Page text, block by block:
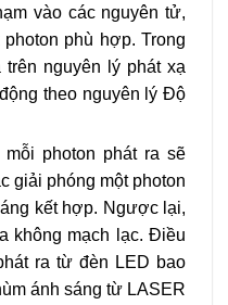
vào các nguyên tử,
phù hợp. Trong
nguyên lý phát xạ
theo nguyên lý Độ
photon phát ra sẽ
giải phóng một photon
kết hợp. Ngược lại,
không mạch lạc. Điều
ra từ đèn LED bao
ánh sáng từ LASER